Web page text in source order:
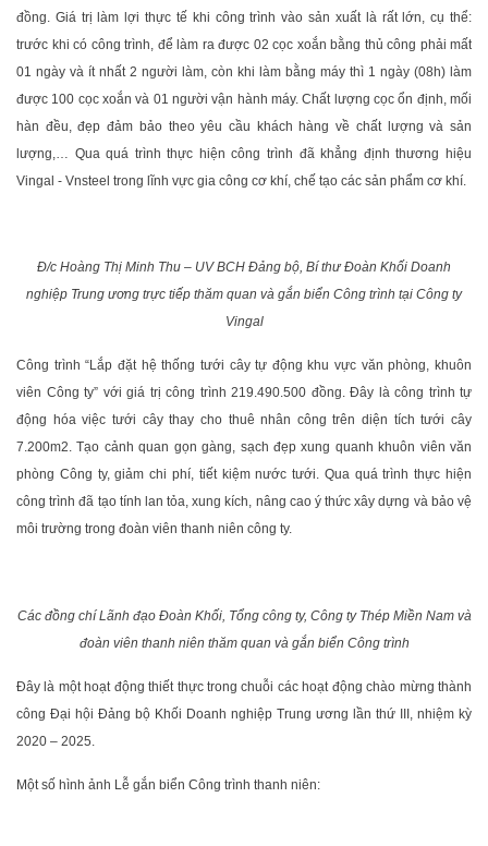
đồng. Giá trị làm lợi thực tế khi công trình vào sản xuất là rất lớn, cụ thể:
trước khi có công trình, để làm ra được 02 cọc xoắn bằng thủ công phải mất
01 ngày và ít nhất 2 người làm, còn khi làm bằng máy thì 1 ngày (08h) làm
được 100 cọc xoắn và 01 người vận hành máy. Chất lượng cọc ổn định, mối
hàn đều, đẹp đảm bảo theo yêu cầu khách hàng về chất lượng và sản
lượng,… Qua quá trình thực hiện công trình đã khẳng định thương hiệu
Vingal - Vnsteel trong lĩnh vực gia công cơ khí, chế tạo các sản phẩm cơ khí.
Đ/c Hoàng Thị Minh Thu – UV BCH Đảng bộ, Bí thư Đoàn Khối Doanh
nghiệp Trung ương trực tiếp thăm quan và gắn biển Công trình tại Công ty
Vingal
Công trình “Lắp đặt hệ thống tưới cây tự động khu vực văn phòng, khuôn
viên Công ty” với giá trị công trình 219.490.500 đồng. Đây là công trình tự
động hóa việc tưới cây thay cho thuê nhân công trên diện tích tưới cây
7.200m2. Tạo cảnh quan gọn gàng, sạch đẹp xung quanh khuôn viên văn
phòng Công ty, giảm chi phí, tiết kiệm nước tưới. Qua quá trình thực hiện
công trình đã tạo tính lan tỏa, xung kích, nâng cao ý thức xây dựng và bảo vệ
môi trường trong đoàn viên thanh niên công ty.
Các đồng chí Lãnh đạo Đoàn Khối, Tổng công ty, Công ty Thép Miền Nam và
đoàn viên thanh niên thăm quan và gắn biển Công trình
Đây là một hoạt động thiết thực trong chuỗi các hoạt động chào mừng thành
công Đại hội Đảng bộ Khối Doanh nghiệp Trung ương lần thứ III, nhiệm kỳ
2020 – 2025.
Một số hình ảnh Lễ gắn biển Công trình thanh niên: